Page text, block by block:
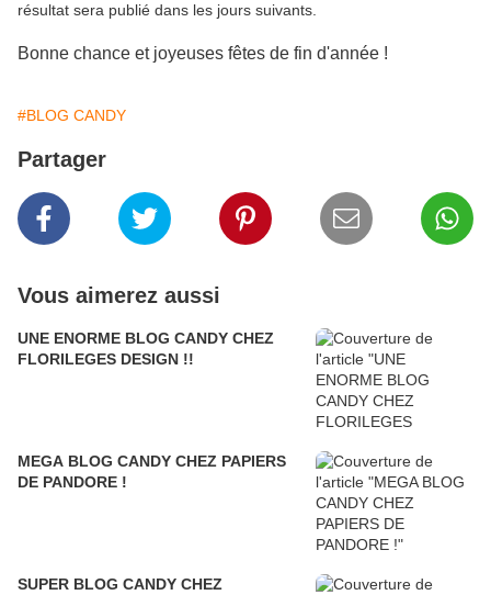
résultat sera publié dans les jours suivants.
Bonne chance et joyeuses fêtes de fin d'année !
#BLOG CANDY
Partager
Vous aimerez aussi
UNE ENORME BLOG CANDY CHEZ
FLORILEGES DESIGN !!
MEGA BLOG CANDY CHEZ PAPIERS
DE PANDORE !
SUPER BLOG CANDY CHEZ